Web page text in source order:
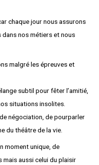
chaque jour nous assurons
nos métiers et nous
malgré les épreuves et
subtil pour fêter l’amitié,
situations insolites.
négociation, de pourparler
du théâtre de la vie.
moment unique, de
aussi celui du plaisir